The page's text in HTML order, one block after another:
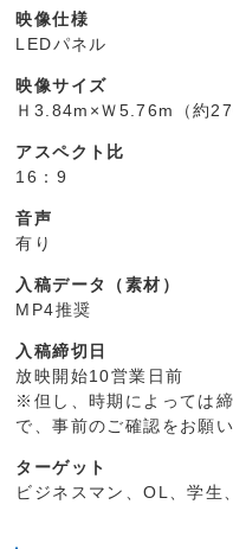
映像仕様
LEDパネル
映像サイズ
Ｈ3.84m×Ｗ5.76m（約
アスペクト比
16：9
音声
有り
入稿データ（素材）
MP4推奨
入稿締切日
放映開始10営業日前
※但し、時期によっては
で、事前のご確認をお願
ターゲット
ビジネスマン、OL、学生